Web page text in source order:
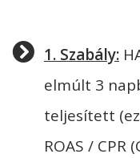
1. Szabály:
elmúlt 3
teljesített (
ROAS / CPR